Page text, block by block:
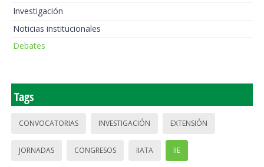
Investigación
Noticias institucionales
Debates
Tags
CONVOCATORIAS INVESTIGACIÓN EXTENSIÓN
JORNADAS CONGRESOS IIATA IIE